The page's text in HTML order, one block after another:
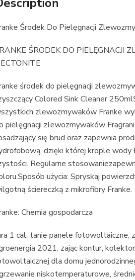
Środek Do Pielęgnacji
ŚRODEK DO PIELĘGNACJI
środek do pielęgnacji
Colored Sink Cleaner
zlewozmywaków Franke
pielęgnacji zlewozmywaków
się brud oraz zapewnia
dzięki której krople wody
Regularne
użycia: Spryskaj
ściereczką z mikrofibry Franke.
Chemia gospodarcza
1 cal, tanie panele fotowoltaiczne,
2021, zając kontur,
dla domu
niskotemperaturowe,